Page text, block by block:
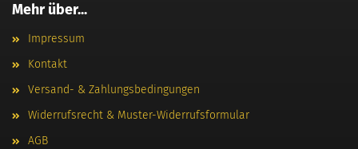
Mehr über...
Impressum
Kontakt
Versand- & Zahlungsbedingungen
Widerrufsrecht & Muster-Widerrufsformular
AGB